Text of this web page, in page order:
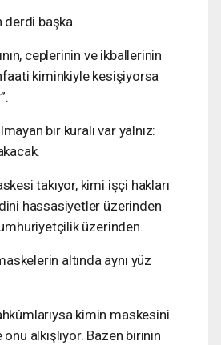
derdi başka.
ceplerinin ve ikballerinin
kiminkiyle kesişiyorsa
bir kuralı var yalnız:
takıyor, kimi işçi hakları
hassasiyetler üzerinden
üzerinden.
altında aynı yüz
kimin maskesini
alkışlıyor. Bazen birinin